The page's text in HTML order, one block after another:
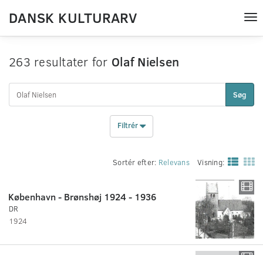
DANSK KULTURARV
263 resultater for Olaf Nielsen
Søg
Filtrér
Sortér efter: Relevans Visning:
København - Brønshøj 1924 - 1936
DR
1924